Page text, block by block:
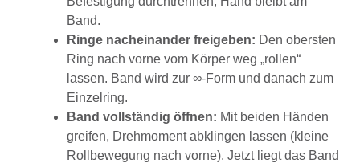
Band.
Ringe nacheinander freigeben: Den obersten
Ring nach vorne vom Körper weg „rollen“
lassen. Band wird zur ∞-Form und danach zum
Einzelring.
Band vollständig öffnen: Mit beiden Händen
greifen, Drehmoment abklingen lassen (kleine
Rollbewegung nach vorne). Jetzt liegt das Band